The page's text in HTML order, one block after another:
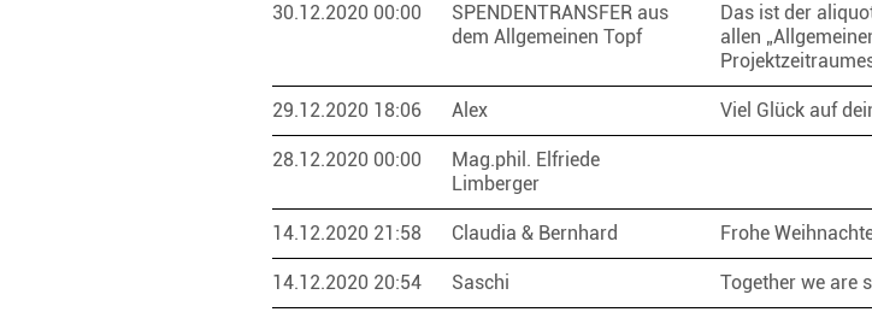
30.12.2020 00:00
SPENDENTRANSFER aus
dem Allgemeinen Topf
Das ist der
allen
29.12.2020 18:06 Alex Viel Glück auf
28.12.2020 00:00
Mag.phil. Elfriede
Limberger
14.12.2020 21:58 Claudia & Bernhard Frohe
14.12.2020 20:54 Saschi Together we are